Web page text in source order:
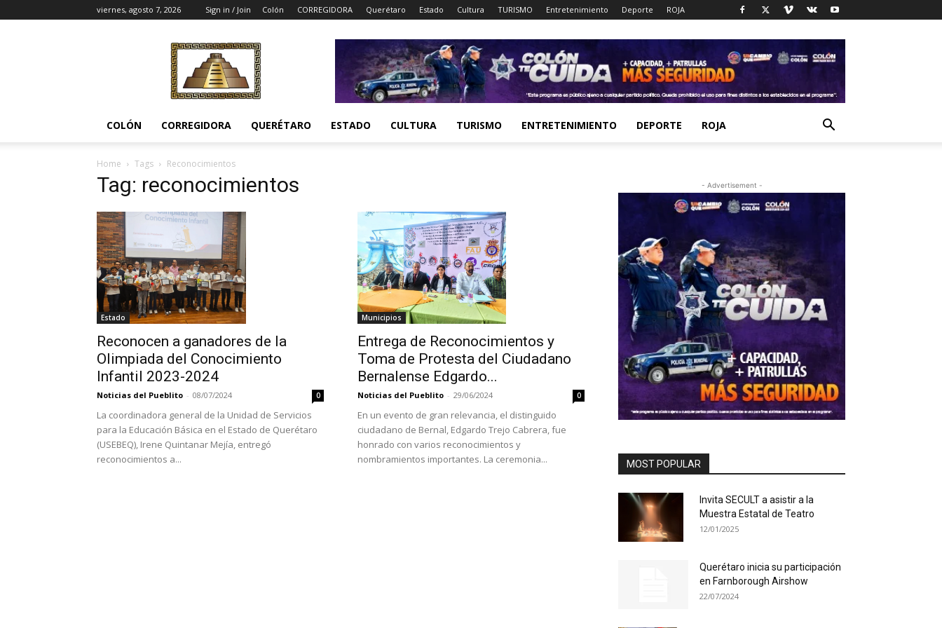
viernes, agosto 7, 2026 Sign in / Join Colón CORREGIDORA Querétaro Estado Cultura TURISMO Entretenimiento Deporte ROJA
Noticias
del
Pueblito
COLÓN CORREGIDORA QUERÉTARO ESTADO CULTURA TURISMO ENTRETENIMIENTO DEPORTE ROJA
Home Tags Reconocimientos
Tag: reconocimientos
Estado
Reconocen a ganadores de la
Olimpiada del Conocimiento
Infantil 2023-2024
Noticias del Pueblito - 08/07/2024 0
La coordinadora general de la Unidad de Servicios
para la Educación Básica en el Estado de Querétaro
(USEBEQ), Irene Quintanar Mejía, entregó
reconocimientos a...
Municipios
Entrega de Reconocimientos y
Toma de Protesta del Ciudadano
Bernalense Edgardo...
Noticias del Pueblito - 29/06/2024 0
En un evento de gran relevancia, el distinguido
ciudadano de Bernal, Edgardo Trejo Cabrera, fue
honrado con varios reconocimientos y
nombramientos importantes. La ceremonia...
- Advertisement -
MOST POPULAR
Invita SECULT a asistir a la
Muestra Estatal de Teatro
12/01/2025
Querétaro inicia su participación
en Farnborough Airshow
22/07/2024